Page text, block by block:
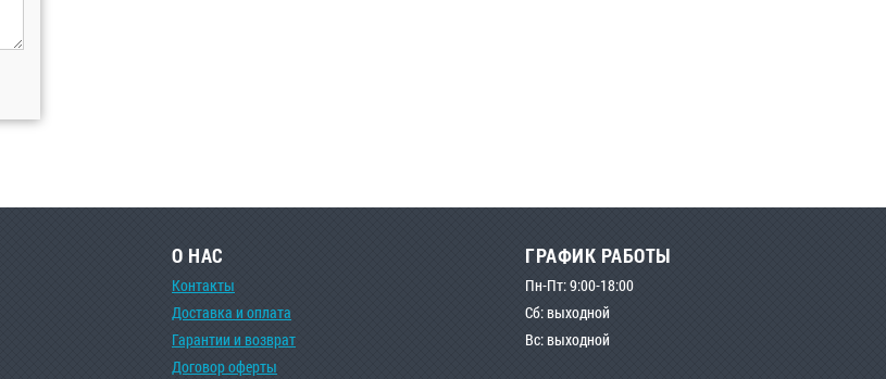
О НАС
Контакты
Доставка и оплата
Гарантии и возврат
Договор оферты
ГРАФИК РАБОТЫ
Пн-Пт: 9:00-18:00
Сб: выходной
Вс: выходной